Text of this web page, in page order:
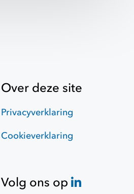
Over deze site
Privacyverklaring
Cookieverklaring
Volg ons op